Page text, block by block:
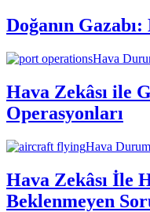
Doğanın
Hava
Hava Zekâsı ile
Operasyonları
Hava
Hava Zekâsı İle
Beklenmeyen